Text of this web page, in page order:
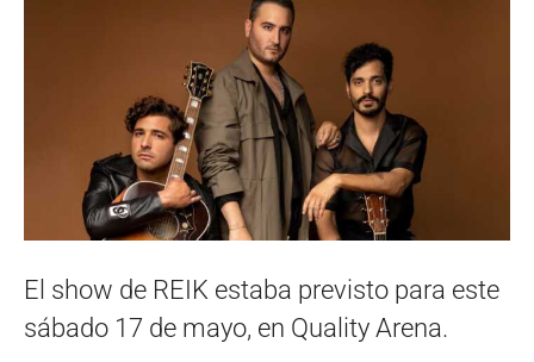
El show de REIK estaba previsto para este
sábado 17 de mayo, en Quality Arena.